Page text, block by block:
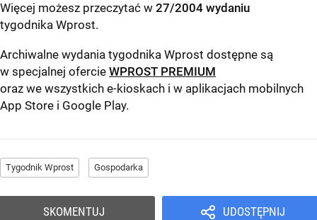
Więcej możesz przeczytać w 27/2004 wydaniu
tygodnika Wprost.
Archiwalne wydania tygodnika Wprost dostępne są
w specjalnej ofercie WPROST PREMIUM
oraz we wszystkich e-kioskach i w aplikacjach mobilnych
App Store i Google Play.
Tygodnik Wprost Gospodarka
UDOSTĘPNIJ
SKOMENTUJ